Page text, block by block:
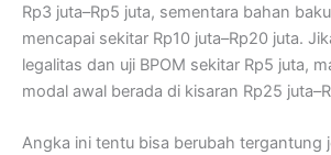
Rp3 juta–Rp5 juta, sementara bahan
mencapai sekitar Rp10 juta–Rp20 juta.
legalitas dan uji BPOM sekitar Rp5 juta,
modal awal berada di kisaran Rp25
Angka ini tentu bisa berubah tergantung